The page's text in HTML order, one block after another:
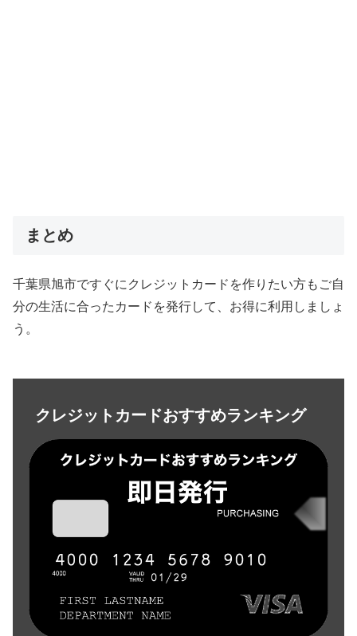
まとめ
千葉県旭市ですぐにクレジットカードを作りたい方もご自
分の生活に合ったカードを発行して、お得に利用しましょ
う。
クレジットカードおすすめランキング